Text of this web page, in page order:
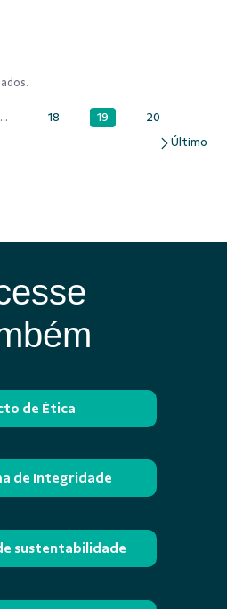
...Páginas intermediárias Usar ABA para
Página
18 Página
19 Página
20
ABA para navegar.
de Ética
de Integridade
sustentabilidade